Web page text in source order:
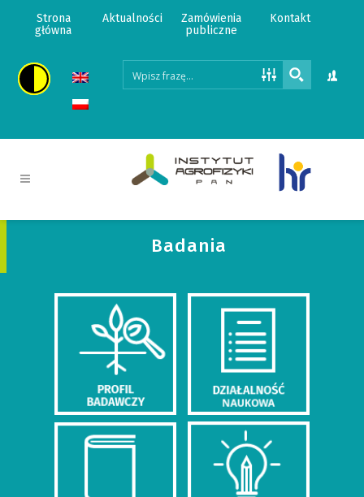
Strona
główna
Aktualności
Zamówienia
publiczne
Kontakt
Badania